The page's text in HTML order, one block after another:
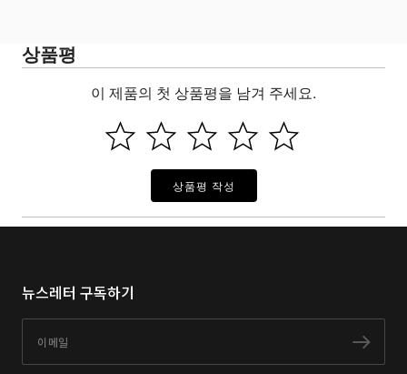
상품평
이 제품의 첫 상품평을 남겨 주세요.
상품평 작성
뉴스레터 구독하기
구독